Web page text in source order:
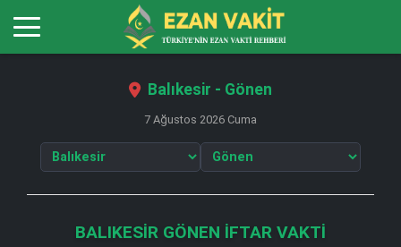
Balıkesir - Gönen
7 Ağustos 2026 Cuma
BALIKESIR GÖNEN İFTAR VAKTI